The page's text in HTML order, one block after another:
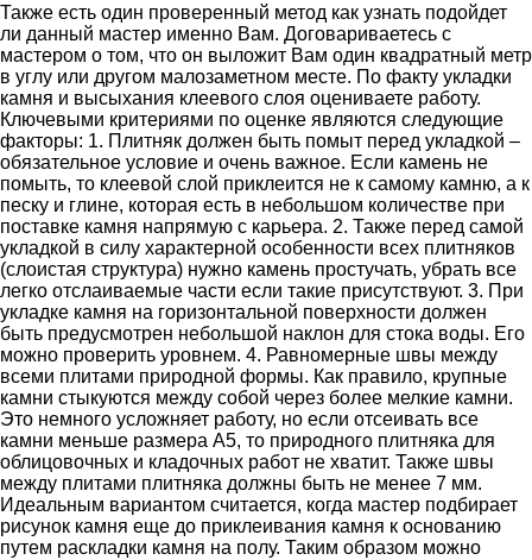
Также есть один проверенный метод как узнать подойдет
ли данный мастер именно Вам. Договариваетесь с
мастером о том, что он выложит Вам один квадратный метр
в углу или другом малозаметном месте. По факту укладки
камня и высыхания клеевого слоя оцениваете работу.
Ключевыми критериями по оценке являются следующие
факторы: 1. Плитняк должен быть помыт перед укладкой –
обязательное условие и очень важное. Если камень не
помыть, то клеевой слой приклеится не к самому камню, а к
песку и глине, которая есть в небольшом количестве при
поставке камня напрямую с карьера. 2. Также перед самой
укладкой в силу характерной особенности всех плитняков
(слоистая структура) нужно камень простучать, убрать все
легко отслаиваемые части если такие присутствуют. 3. При
укладке камня на горизонтальной поверхности должен
быть предусмотрен небольшой наклон для стока воды. Его
можно проверить уровнем. 4. Равномерные швы между
всеми плитами природной формы. Как правило, крупные
камни стыкуются между собой через более мелкие камни.
Это немного усложняет работу, но если отсеивать все
камни меньше размера А5, то природного плитняка для
облицовочных и кладочных работ не хватит. Также швы
между плитами плитняка должны быть не менее 7 мм.
Идеальным вариантом считается, когда мастер подбирает
рисунок камня еще до приклеивания камня к основанию
путем раскладки камня на полу. Таким образом можно